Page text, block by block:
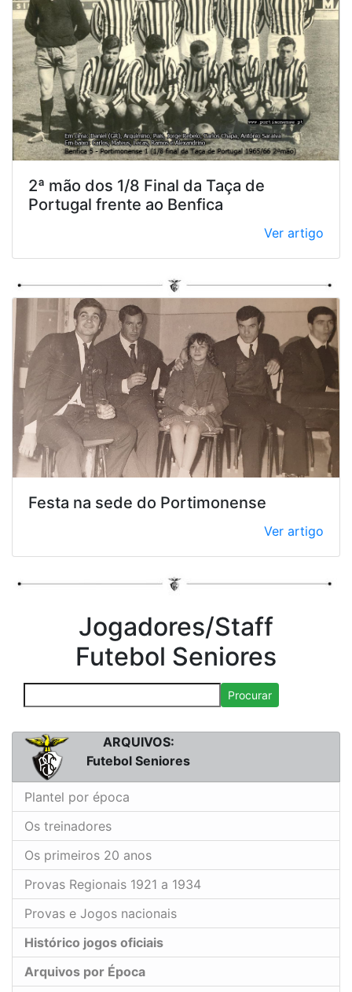
2ª mão dos 1/8 Final da Taça de
Portugal frente ao Benfica
Ver artigo
Festa na sede do Portimonense
Ver artigo
Jogadores/Staff
Futebol Seniores
Procurar
ARQUIVOS:
Futebol Seniores
Plantel por época
Os treinadores
Os primeiros 20 anos
Provas Regionais 1921 a 1934
Provas e Jogos nacionais
Histórico jogos oficiais
Arquivos por Época